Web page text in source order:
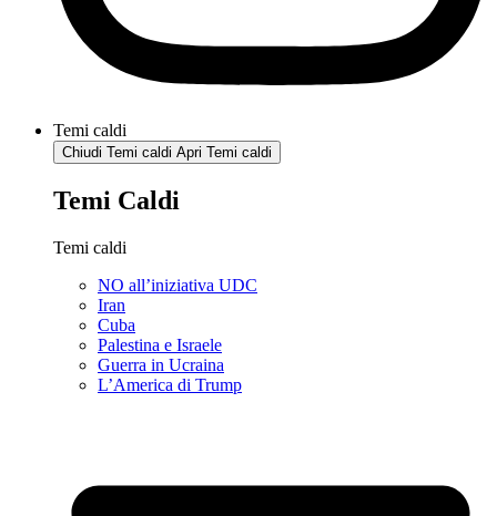
Temi caldi
Chiudi Temi caldi Apri Temi caldi
Temi Caldi
Temi caldi
NO all’iniziativa UDC
Iran
Cuba
Palestina e Israele
Guerra in Ucraina
L’America di Trump